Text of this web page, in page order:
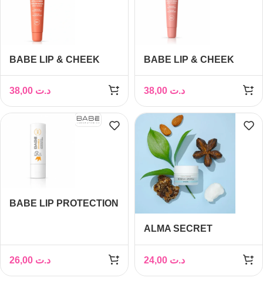
BABE LIP & CHEEK
LEVRES REPULPANT
SPF50 NUDE 20ML
د.ت
BABE LIP & CHEEK
LEVRES REPULPANT
SPF50 ROSE 20ML
د.ت
BABE LIP PROTECTION
د.ت
ALMA SECRET
LEVRES REPARATEUR
10ML
د.ت